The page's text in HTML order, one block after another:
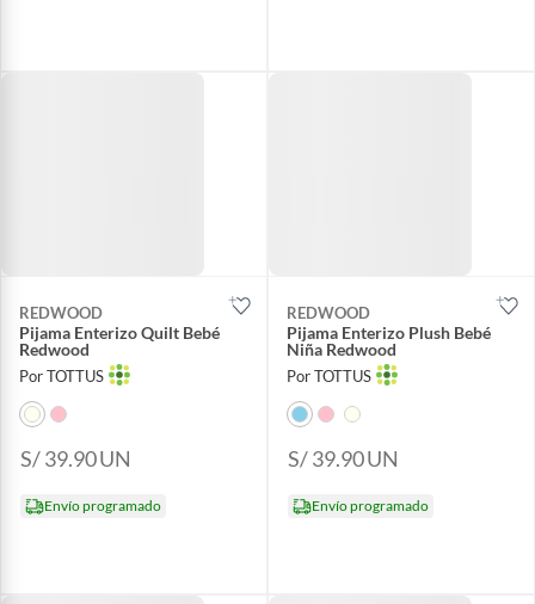
REDWOOD
Pijama Enterizo Quilt Bebé
Redwood
Por TOTTUS
S/ 39.90UN
Envío programado
REDWOOD
Pijama Enterizo Plush Bebé
Niña Redwood
Por TOTTUS
S/ 39.90UN
Envío programado